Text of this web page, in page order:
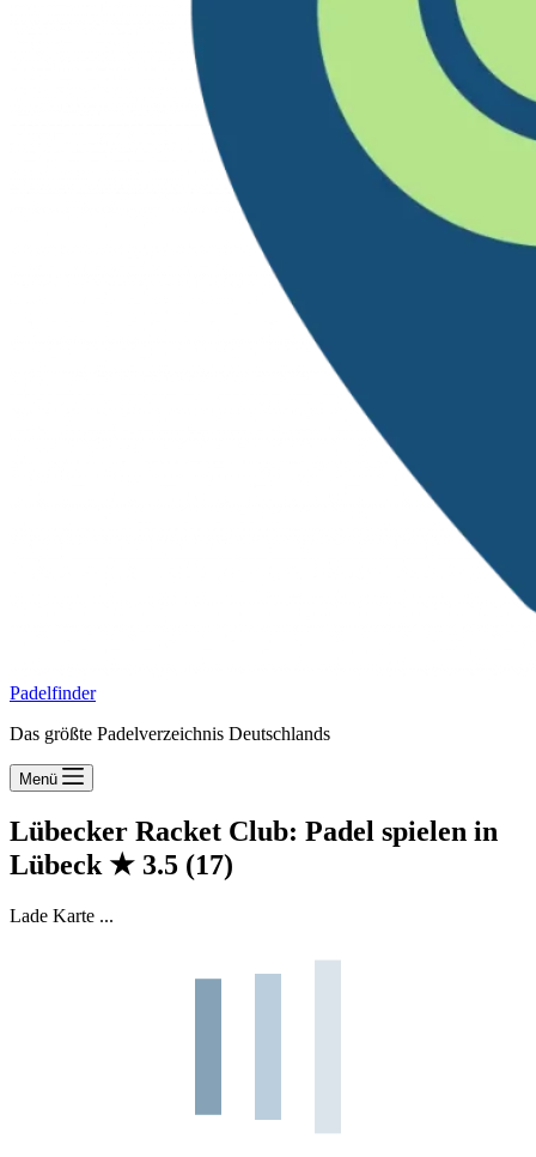
Padelfinder
Das größte Padelverzeichnis Deutschlands
Menü
Lübecker Racket Club: Padel spielen in
Lübeck ★ 3.5 (17)
Lade Karte ...